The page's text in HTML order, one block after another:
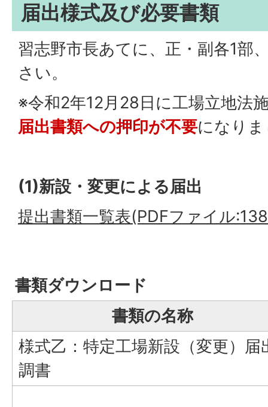
届出様式及び必要書類
習志野市長あてに、正・副各1部
さい。
※令和2年12月28日に工場立地法
届出書類への押印が不要になり
(1)新設・変更による届出
提出書類一覧表(PDFファイル
書類ダウンロード
書類の名称
様式乙：特定工場新設（変更）届
調書